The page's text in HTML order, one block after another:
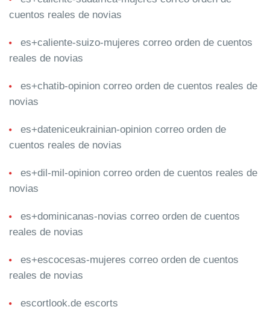
cuentos reales de novias
es+caliente-suizo-mujeres correo orden de cuentos
reales de novias
es+chatib-opinion correo orden de cuentos reales de
novias
es+dateniceukrainian-opinion correo orden de
cuentos reales de novias
es+dil-mil-opinion correo orden de cuentos reales de
novias
es+dominicanas-novias correo orden de cuentos
reales de novias
es+escocesas-mujeres correo orden de cuentos
reales de novias
escortlook.de escorts